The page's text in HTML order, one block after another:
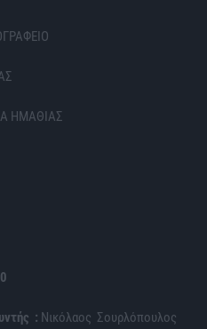
ΗΜΑΘΙΑΣ
: Νικόλαος Σουρλόπουλος